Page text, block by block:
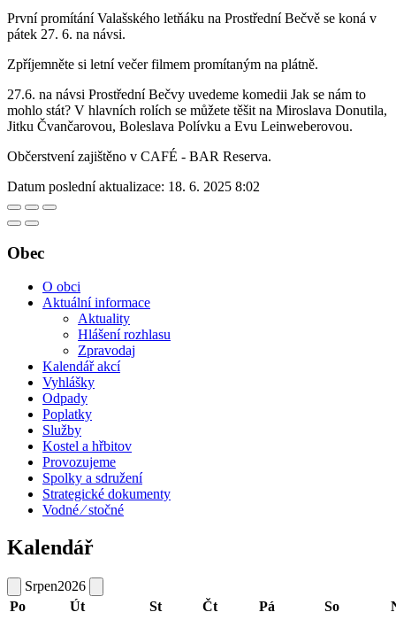
První promítání Valašského letňáku na Prostřední Bečvě se koná v
pátek 27. 6. na návsi.
Zpříjemněte si letní večer filmem promítaným na plátně.
27.6. na návsi Prostřední Bečvy uvedeme komedii Jak se nám to
mohlo stát? V hlavních rolích se můžete těšit na Miroslava Donutila,
Jitku Čvančarovou, Boleslava Polívku a Evu Leinweberovou.
Občerstvení zajištěno v CAFÉ - BAR Reserva.
Datum poslední aktualizace: 18. 6. 2025 8:02
Obec
O obci
Aktuální informace
Aktuality
Hlášení rozhlasu
Zpravodaj
Kalendář akcí
Vyhlášky
Odpady
Poplatky
Služby
Kostel a hřbitov
Provozujeme
Spolky a sdružení
Strategické dokumenty
Vodné ⁄ stočné
Kalendář
Srpen2026
Po
Út St Čt Pá So